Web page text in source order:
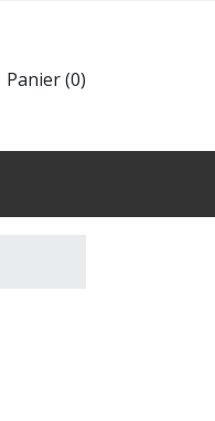
Panier(0)